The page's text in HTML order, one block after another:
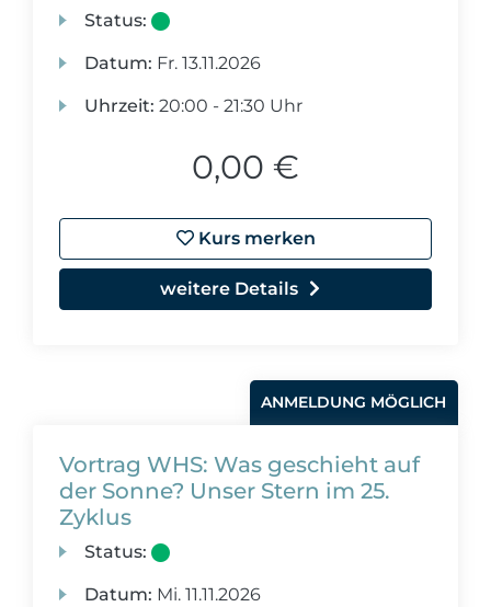
Status:
Datum: Fr. 13.11.2026
Uhrzeit: 20:00 - 21:30 Uhr
0,00 €
Kurs merken
weitere Details
ANMELDUNG MÖGLICH
Vortrag WHS: Was geschieht auf
der Sonne? Unser Stern im 25.
Zyklus
Status:
Datum: Mi. 11.11.2026